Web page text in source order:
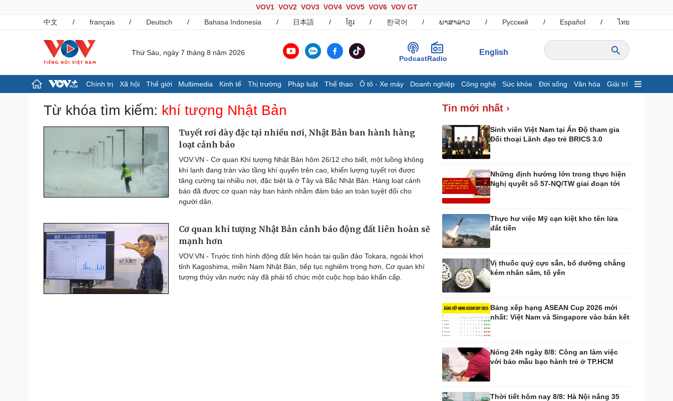
VOV1 VOV2 VOV3 VOV4 VOV5 VOV6 VOV GT
中文
/ français / Deutsch / Bahasa Indonesia / 日本語 / ខ្មែរ / 한국어 / ພາສາລາວ / Русский / Español / ไทย
Thứ Sáu, ngày 7 tháng 8 năm 2026
PodcastRadio
English
Chính trị Xã hội Thế giới Multimedia Kinh tế Thị trường Pháp luật Thể thao Ô tô - Xe máy Doanh nghiệp Công nghệ Sức khỏe Đời sống Văn hóa Giải trí
Chính trị
Tổ chức nhân sự
Nhận diện sự thật
Xã hội
Giáo dục
Dự báo thời tiết
Dấu ấn VOV
Biển đảo
Thế giới
Quan sát
Cuộc sống đó đây
Hồ sơ
Video
Kinh tế
Khởi nghiệp
Tiêu dùng
Tỷ giá
Pháp luật
Tư vấn luật
Thể thao
Bóng đá Việt Nam
Thế giới thể thao
Lịch thi đấu bóng đá
eSports
Hậu trường
Ô tô - Xe máy
Doanh nghiệp
Vì cộng đồng
Công nghệ
Trải nghiệm
Chuyển đổi số
Sức khỏe
Sản phụ khoa
Phòng mạch online
Ăn sạch sống khỏe
Đời sống
Văn hóa
Quân sự - Quốc phòng
Vũ khí
Việt Nam
Phân tích
Từ khóa tìm kiếm: khí tượng Nhật Bản
Tuyết rơi dày đặc tại nhiều nơi, Nhật Bản ban hành hàng
loạt cảnh báo
VOV.VN - Cơ quan Khí tượng Nhật Bản hôm 26/12 cho biết, một luồng không
khí lạnh đang tràn vào tầng khí quyển trên cao, khiến lượng tuyết rơi được
tăng cường tại nhiều nơi, đặc biệt là ở Tây và Bắc Nhật Bản. Hàng loạt cảnh
báo đã được cơ quan này ban hành nhằm đảm bảo an toàn tuyệt đối cho
người dân.
Cơ quan khí tượng Nhật Bản cảnh báo động đất liên hoàn sẽ
mạnh hơn
VOV.VN - Trước tình hình động đất liên hoàn tại quần đảo Tokara, ngoài khơi
tỉnh Kagoshima, miền Nam Nhật Bản, tiếp tục nghiêm trọng hơn, Cơ quan khí
tượng thủy văn nước này đã phải tổ chức một cuộc họp báo khẩn cấp.
Tin mới nhất ›
Sinh viên Việt Nam tại Ấn Độ tham gia
Đối thoại Lãnh đạo trẻ BRICS 3.0
Những định hướng lớn trong thực hiện
Nghị quyết số 57-NQ/TW giai đoạn tới
Thực hư việc Mỹ cạn kiệt kho tên lửa
đắt tiền
Vị thuốc quý cực sẵn, bổ dưỡng chẳng
kém nhân sâm, tổ yến
Bảng xếp hạng ASEAN Cup 2026 mới
nhất: Việt Nam và Singapore vào bán kết
Nóng 24h ngày 8/8: Công an làm việc
với bảo mẫu bạo hành trẻ ở TP.HCM
Thời tiết hôm nay 8/8: Hà Nội nắng 35